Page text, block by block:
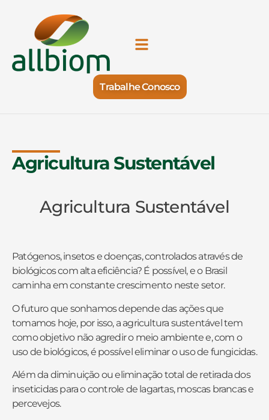
Trabalhe Conosco
Agricultura Sustentável
Agricultura Sustentável
Patógenos, insetos e doenças, controlados através de
biológicos com alta eficiência? É possível, e o Brasil
caminha em constante crescimento neste setor.
O futuro que sonhamos depende das ações que
tomamos hoje, por isso, a agricultura sustentável tem
como objetivo não agredir o meio ambiente e, com o
uso de biológicos, é possível eliminar o uso de fungicidas.
Além da diminuição ou eliminação total de retirada dos
inseticidas para o controle de lagartas, moscas brancas e
percevejos.